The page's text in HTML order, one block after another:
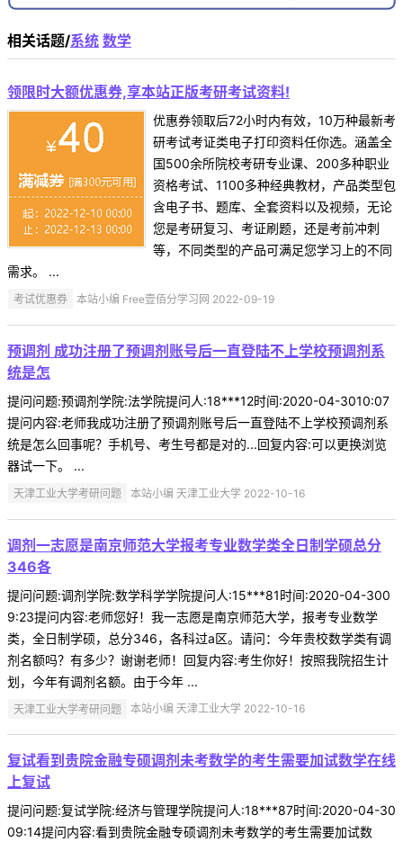
相关话题/系统 数学
领限时大额优惠券,享本站正版考研考试资料!
优惠券领取后72小时内有效，10万种最新考
研考试考证类电子打印资料任你选。涵盖全
国500余所院校考研专业课、200多种职业
资格考试、1100多种经典教材，产品类型包
含电子书、题库、全套资料以及视频，无论
您是考研复习、考证刷题，还是考前冲刺
等，不同类型的产品可满足您学习上的不同
需求。 ...
考试优惠券 本站小编 Free壹佰分学习网 2022-09-19
预调剂 成功注册了预调剂账号后一直登陆不上学校预调剂系
统是怎
提问问题:预调剂学院:法学院提问人:18***12时间:2020-04-3010:07
提问内容:老师我成功注册了预调剂账号后一直登陆不上学校预调剂系
统是怎么回事呢？手机号、考生号都是对的...回复内容:可以更换浏览
器试一下。 ...
天津工业大学考研问题 本站小编 天津工业大学 2022-10-16
调剂一志愿是南京师范大学报考专业数学类全日制学硕总分
346各
提问问题:调剂学院:数学科学学院提问人:15***81时间:2020-04-300
9:23提问内容:老师您好！我一志愿是南京师范大学，报考专业数学
类，全日制学硕，总分346，各科过a区。请问：今年贵校数学类有调
剂名额吗？有多少？谢谢老师！回复内容:考生你好！按照我院招生计
划，今年有调剂名额。由于今年 ...
天津工业大学考研问题 本站小编 天津工业大学 2022-10-16
复试看到贵院金融专硕调剂未考数学的考生需要加试数学在线
上复试
提问问题:复试学院:经济与管理学院提问人:18***87时间:2020-04-30
09:14提问内容:看到贵院金融专硕调剂未考数学的考生需要加试数